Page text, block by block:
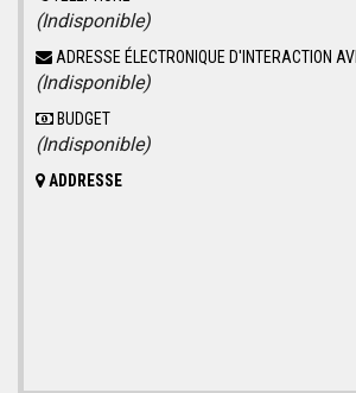
(Indisponible)
ADRESSE ÉLECTRONIQUE D'INTERACTION
(Indisponible)
BUDGET
(Indisponible)
ADDRESSE